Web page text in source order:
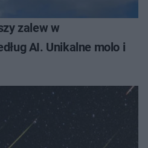
zalew w
AI. Unikalne molo i